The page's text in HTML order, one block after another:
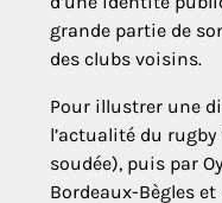
grande partie de
des clubs voisins.
Pour illustrer une
l’actualité du
soudée), puis par
Bordeaux-Bègles